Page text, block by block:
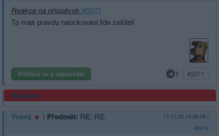
Reakce na příspěvek#5071
To mas pravdu naockovani lide zešileli
Přihlásit se a odpovědět 1 #5071
Reklama
Yvemj | Předmět: RE: RE: 17.11.23 15:36:25 |
#5073